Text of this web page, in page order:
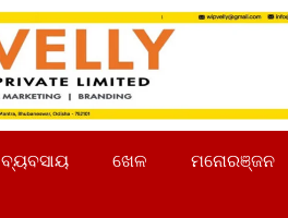
ବ୍ୟବସାୟ ଖେଳ ମନୋରଞ୍ଜନ